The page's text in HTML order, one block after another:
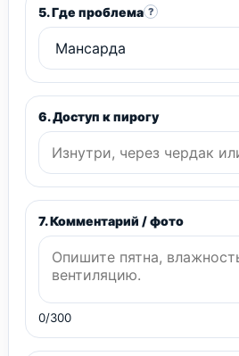
5. Где проблема ?
6. Доступ к пирогу
7. Комментарий / фото
0/300